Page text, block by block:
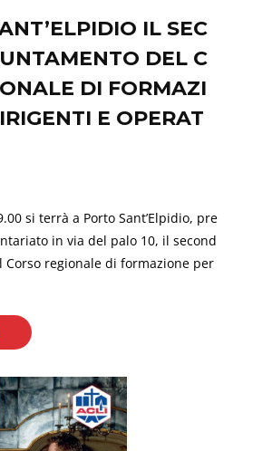
IL SEC
DEL C
DI FORMAZI
E OPERAT
si terrà a Porto Sant’Elpidio, pre
in via del palo 10, il second
regionale di formazione per